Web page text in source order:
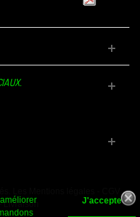
-
Livraison